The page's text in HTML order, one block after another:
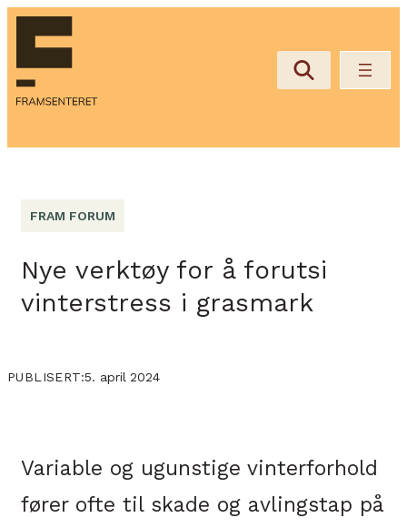
FRAM FORUM
Nye verktøy for å forutsi
vinterstress i grasmark
PUBLISERT:5. april 2024
Variable og ugunstige vinterforhold
fører ofte til skade og avlingstap på